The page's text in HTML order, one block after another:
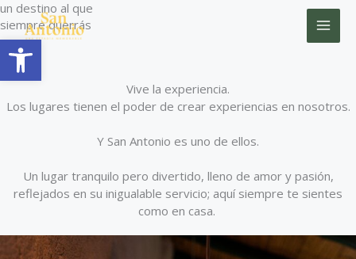
Abrir barra de herramientas
Ir
al
contenido
un destino al que
siempre querrás
volver .
Vive la experiencia.
Los lugares tienen el poder de crear experiencias en nosotros.
Y San Antonio es uno de ellos.
Un lugar tranquilo pero divertido, lleno de amor y pasión,
reflejados en su inigualable servicio; aquí siempre te sientes
como en casa.